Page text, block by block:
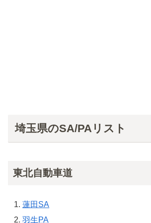
埼玉県のSA/PAリスト
東北自動車道
蓮田SA
羽生PA